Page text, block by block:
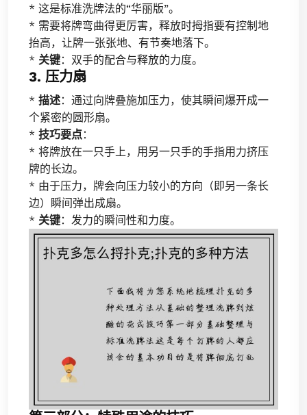
* 这是标准洗牌法的“华丽版”。
* 需要将牌弯曲得更厉害，释放时拇指要有控制地
抬高，让牌一张张地、有节奏地落下。
* 关键：双手的配合与释放的力度。
3. 压力扇
* 描述：通过向牌叠施加压力，使其瞬间爆开成一
个紧密的圆形扇。
* 技巧要点：
* 将牌放在一只手上，用另一只手的手指用力挤压
牌的长边。
* 由于压力，牌会向压力较小的方向（即另一条长
边）瞬间弹出成扇。
* 关键：发力的瞬间性和力度。